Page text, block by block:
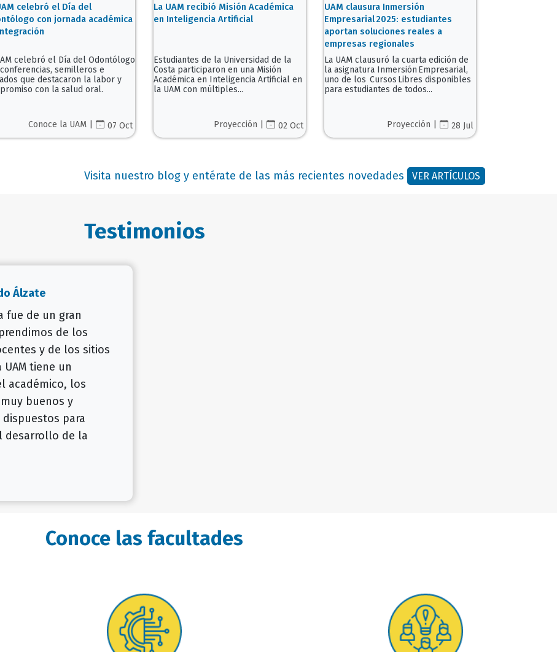
celebró el Día del
con jornada académica
celebró el Día del Odontólogo
semilleros e
que destacaron la labor y
con la salud oral.
Conoce la UAM | 07 Oct
La UAM recibió Misión Académica
en Inteligencia Artificial
Estudiantes de la Universidad de la
Costa participaron en una Misión
Académica en Inteligencia Artificial en
la UAM con múltiples...
Proyección | 02 Oct
UAM clausura Inmersión
Empresarial 2025: estudiantes
aportan soluciones reales a
empresas regionales
La UAM clausuró la cuarta edición de
la asignatura Inmersión Empresarial,
uno de los Cursos Libres disponibles
para estudiantes de todos...
Proyección | 28 Jul
Visita nuestro blog y entérate de las más recientes novedades VER ARTÍCULOS
Testimonios
Álzate
fue de un gran
de los
y de los sitios
tiene un
académico, los
buenos y
para
desarrollo de la
Conoce las facultades